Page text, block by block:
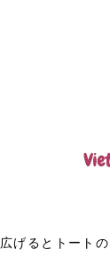
広げるとトート